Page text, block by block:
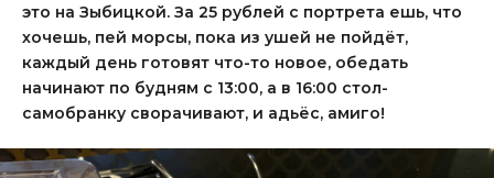
это на Зыбицкой. За 25 рублей с портрета ешь, что
хочешь, пей морсы, пока из ушей не пойдёт,
каждый день готовят что-то новое, обедать
начинают по будням с 13:00, а в 16:00 стол-
самобранку сворачивают, и адьёс, амиго!